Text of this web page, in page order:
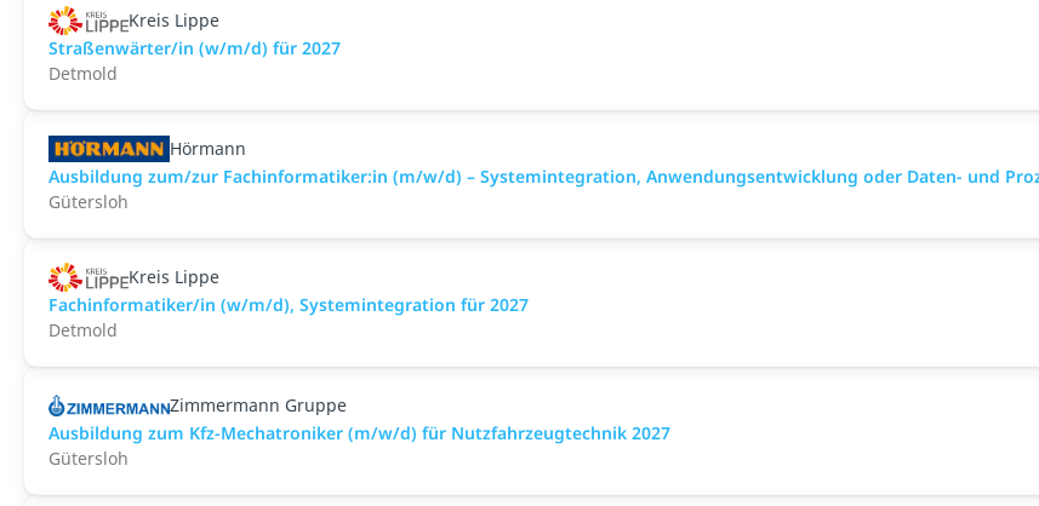
Kreis Lippe
Straßenwärter/in (w/m/d) für 2027
Detmold
Hörmann
Ausbildung zum/zur Fachinformatiker:in (m/w/d) – Systemintegration, Anwendungsentwicklung oder Daten- und
Gütersloh
Kreis Lippe
Fachinformatiker/in (w/m/d), Systemintegration für 2027
Detmold
Zimmermann Gruppe
Ausbildung zum Kfz-Mechatroniker (m/w/d) für Nutzfahrzeugtechnik 2027
Gütersloh